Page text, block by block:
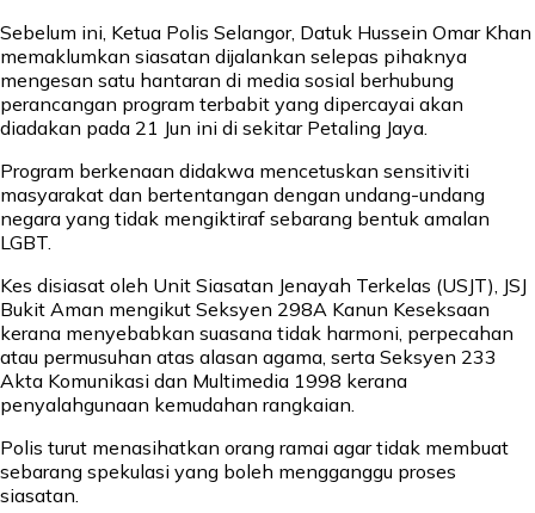
Sebelum ini, Ketua Polis Selangor, Datuk Hussein Omar Khan
memaklumkan siasatan dijalankan selepas pihaknya
mengesan satu hantaran di media sosial berhubung
perancangan program terbabit yang dipercayai akan
diadakan pada 21 Jun ini di sekitar Petaling Jaya.
Program berkenaan didakwa mencetuskan sensitiviti
masyarakat dan bertentangan dengan undang-undang
negara yang tidak mengiktiraf sebarang bentuk amalan
LGBT.
Kes disiasat oleh Unit Siasatan Jenayah Terkelas (USJT), JSJ
Bukit Aman mengikut Seksyen 298A Kanun Keseksaan
kerana menyebabkan suasana tidak harmoni, perpecahan
atau permusuhan atas alasan agama, serta Seksyen 233
Akta Komunikasi dan Multimedia 1998 kerana
penyalahgunaan kemudahan rangkaian.
Polis turut menasihatkan orang ramai agar tidak membuat
sebarang spekulasi yang boleh mengganggu proses
siasatan.